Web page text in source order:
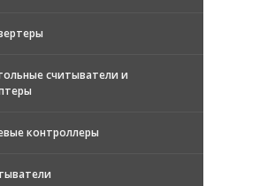
считыватели и
контроллеры